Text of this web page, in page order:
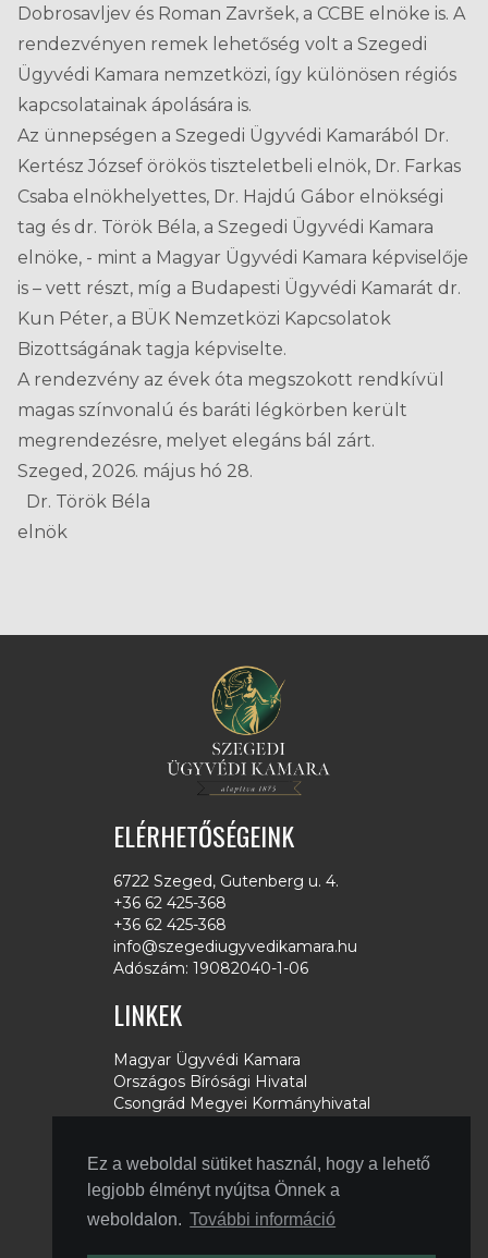
Ez a weboldal sütiket használ, hogy a lehető
legjobb élményt nyújtsa Önnek a
weboldalon. További információ
Dobrosavljev és Roman Završek, a CCBE elnöke is. A
rendezvényen remek lehetőség volt a Szegedi
Ügyvédi Kamara nemzetközi, így különösen régiós
kapcsolatainak ápolására is.
Az ünnepségen a Szegedi Ügyvédi Kamarából Dr.
Kertész József örökös tiszteletbeli elnök, Dr. Farkas
Csaba elnökhelyettes, Dr. Hajdú Gábor elnökségi
tag és dr. Török Béla, a Szegedi Ügyvédi Kamara
elnöke, - mint a Magyar Ügyvédi Kamara képviselője
is – vett részt, míg a Budapesti Ügyvédi Kamarát dr.
Kun Péter, a BÜK Nemzetközi Kapcsolatok
Bizottságának tagja képviselte.
A rendezvény az évek óta megszokott rendkívül
magas színvonalú és baráti légkörben került
megrendezésre, melyet elegáns bál zárt.
Szeged, 2026. május hó 28.
Dr. Török Béla
elnök
ELÉRHETŐSÉGEINK
6722 Szeged, Gutenberg u. 4.
+36 62 425-368
+36 62 425-368
info@szegediugyvedikamara.hu
Adószám: 19082040-1-06
LINKEK
Magyar Ügyvédi Kamara
Országos Bírósági Hivatal
Csongrád Megyei Kormányhivatal
MÜBSE
Földhivatalok
Ügyészségek
Állami Nyomda